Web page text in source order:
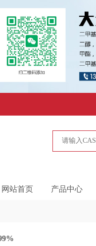
网站首页 产品中心